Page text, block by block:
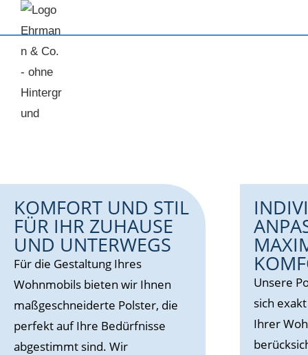
KOMFORT UND STIL
FÜR IHR ZUHAUSE
UND UNTERWEGS
Für die Gestaltung Ihres
Wohnmobils bieten wir Ihnen
maßgeschneiderte Polster, die
perfekt auf Ihre Bedürfnisse
abgestimmt sind. Wir
Unsere
sich
Ihrer